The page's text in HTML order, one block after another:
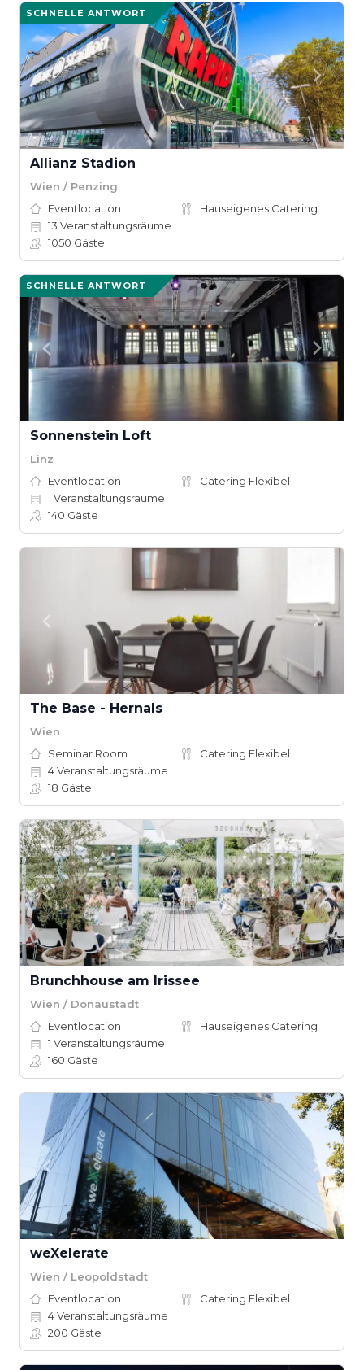
SCHNELLE ANTWORT
Allianz Stadion
Wien / Penzing
Eventlocation
Hauseigenes Catering
13 Veranstaltungsräume
1050 Gäste
SCHNELLE ANTWORT
Sonnenstein Loft
Linz
Eventlocation
Catering Flexibel
1 Veranstaltungsräume
140 Gäste
The Base - Hernals
Wien
Seminar Room
Catering Flexibel
4Veranstaltungsräume
18 Gäste
Brunchhouse am Irissee
Wien / Donaustadt
Eventlocation
Hauseigenes Catering
1 Veranstaltungsräume
160 Gäste
weXelerate
Wien / Leopoldstadt
Eventlocation
Catering Flexibel
4Veranstaltungsräume
200 Gäste